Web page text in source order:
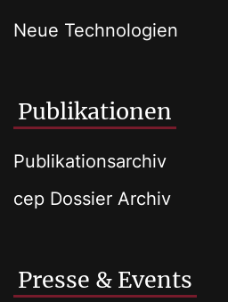
Neue Technologien
Publikationen
Publikationsarchiv
cep Dossier Archiv
Presse & Events